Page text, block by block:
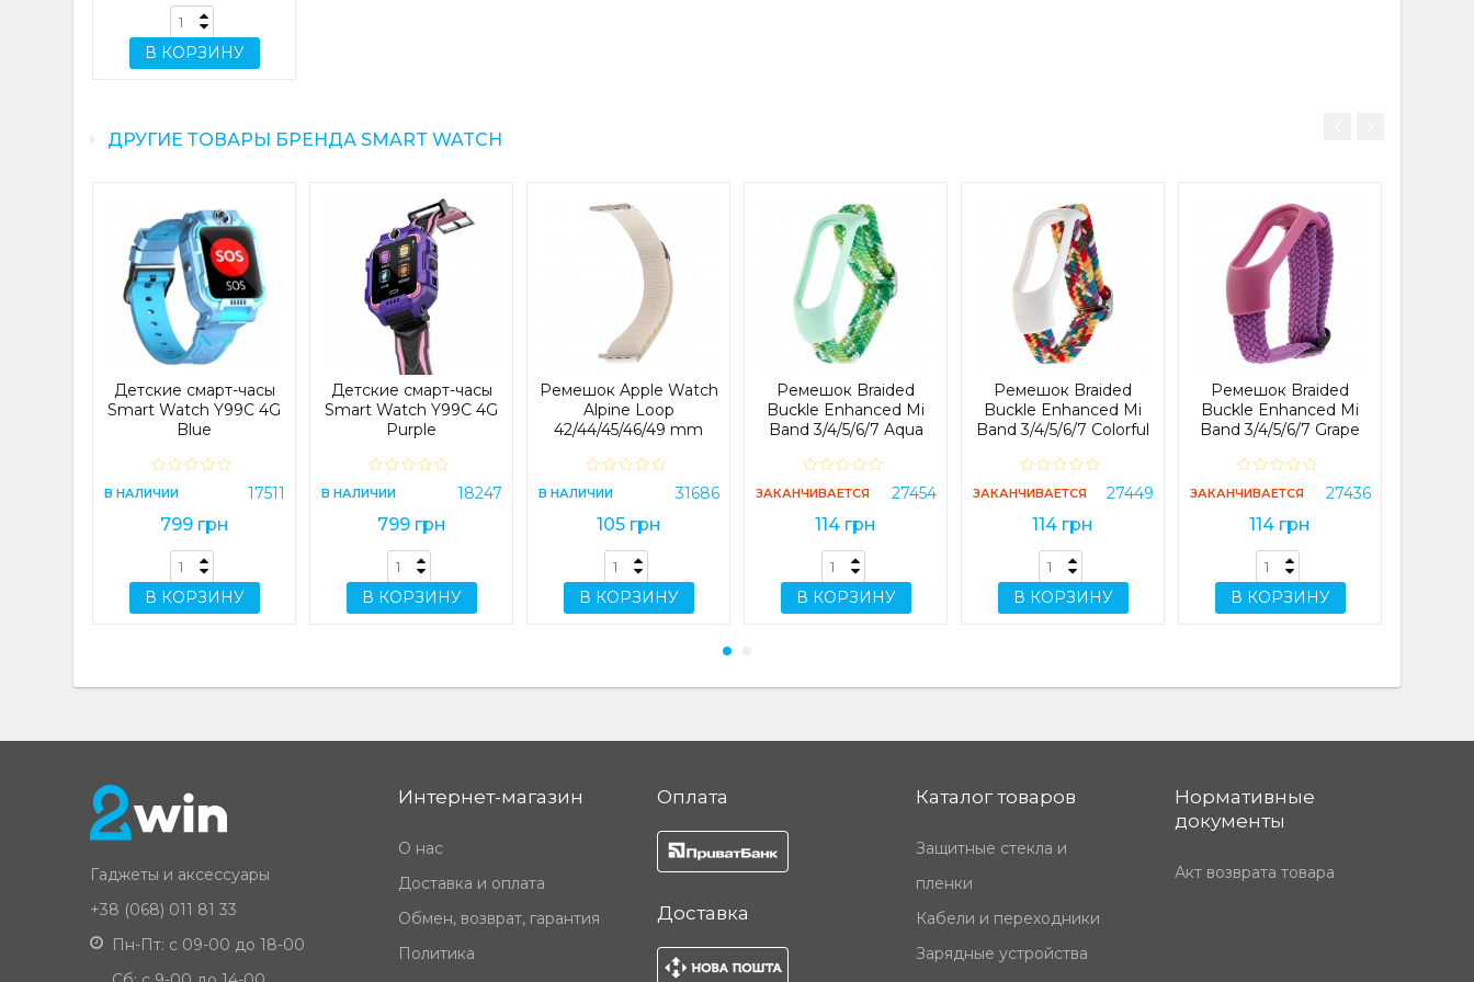
В КОРЗИНУ
ДРУГИЕ ТОВАРЫ БРЕНДА SMART WATCH
Детские смарт-часы
Smart Watch Y99C 4G
Blue
В НАЛИЧИИ 17511
799 грн
В КОРЗИНУ
Детские смарт-часы
Smart Watch Y99C 4G
Purple
В НАЛИЧИИ 18247
799 грн
В КОРЗИНУ
Ремешок Apple Watch
Alpine Loop
42/44/45/46/49 mm
В НАЛИЧИИ 31686
105 грн
В КОРЗИНУ
Ремешок Braided
Buckle Enhanced Mi
Band 3/4/5/6/7 Aqua
ЗАКАНЧИВАЕТСЯ 27454
114 грн
В КОРЗИНУ
Ремешок Braided
Buckle Enhanced Mi
Band 3/4/5/6/7 Colorful
ЗАКАНЧИВАЕТСЯ 27449
114 грн
В КОРЗИНУ
Ремешок Braided
Buckle Enhanced Mi
Band 3/4/5/6/7 Grape
ЗАКАНЧИВАЕТСЯ 27436
114 грн
В КОРЗИНУ
Гаджеты и аксессуары
+38 (068) 011 81 33
Пн-Пт: с 09-00 до 18-00
Интернет-магазин
О нас
Доставка и оплата
Обмен, возврат, гарантия
Политика
Оплата
Доставка
Каталог товаров
Защитные стекла и
пленки
Кабели и переходники
Зарядные устройства
Нормативные
документы
Акт возврата товара